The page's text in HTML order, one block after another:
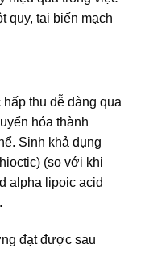
quy, tai biến mạch
thu dễ dàng qua
hóa thành
Sinh khả dụng
(so với khi
alpha lipoic acid
đạt được sau